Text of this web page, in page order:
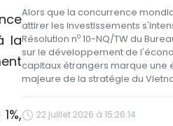
la
Alors que la concurrence
attirer les investissements
Résolution no 10-NQ/TW du
sur le développement de
capitaux étrangers marque une
majeure de la stratégie du
22 juillet 2026 à 15:26:14